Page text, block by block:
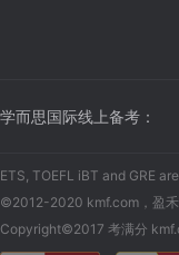
学而思国际线上备考：
ETS, TOEFL iBT and GRE
©2012-2020 kmf.com，盈
Copyright©2017 考满分